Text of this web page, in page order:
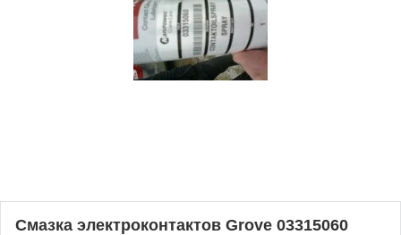
Смазка электроконтактов Grove 03315060